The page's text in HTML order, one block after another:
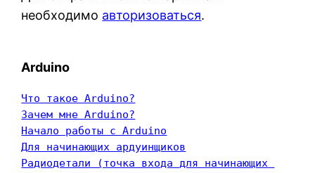
необходимо авторизоваться.
Arduino
Что такое Arduino?
Зачем мне Arduino?
Начало работы с Arduino
Для начинающих ардуинщиков
Радиодетали (точка входа для начинающих